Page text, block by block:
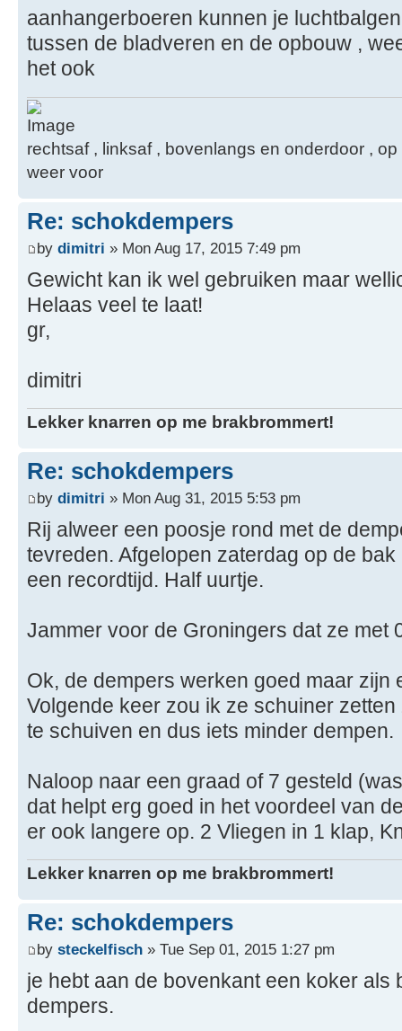
aanhangerboeren kunnen je
tussen de bladveren en de opbouw ,
het ook
rechtsaf , linksaf , bovenlangs en onderdoor ,
weer voor
Re: schokdempers
by dimitri » Mon Aug 17, 2015 7:49 pm
Gewicht kan ik wel gebruiken maar
Helaas veel te laat!
gr,
dimitri
Lekker knarren op me brakbrommert!
Re: schokdempers
by dimitri » Mon Aug 31, 2015 5:53 pm
Rij alweer een poosje rond met de
tevreden. Afgelopen zaterdag op de
een recordtijd. Half uurtje.
Jammer voor de Groningers dat ze met
Ok, de dempers werken goed maar zijn
Volgende keer zou ik ze schuiner
te schuiven en dus iets minder dempen.
Naloop naar een graad of 7 gesteld
dat helpt erg goed in het voordeel van
er ook langere op. 2 Vliegen in 1 klap,
Lekker knarren op me brakbrommert!
Re: schokdempers
by steckelfisch » Tue Sep 01, 2015 1:27 pm
je hebt aan de bovenkant een koker als
dempers.